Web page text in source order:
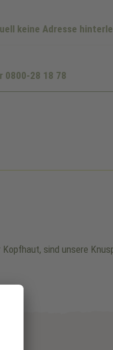
keine Adresse
0800-28 18 78
sind unsere